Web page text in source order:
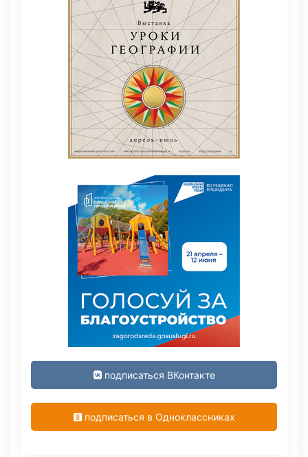
подписаться ВКонтакте
подписаться в Одноклассниках